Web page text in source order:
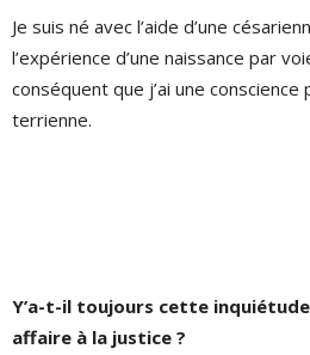
Je suis né avec l’aide d’une
l’expérience d’une naissance par
conséquent que j’ai une conscience
terrienne.
Y’a-t-il toujours cette inquiétude
affaire à la justice ?